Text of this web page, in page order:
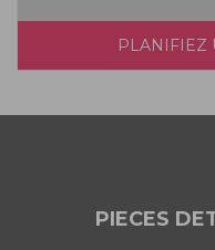
PLANIFIEZ
PIECES